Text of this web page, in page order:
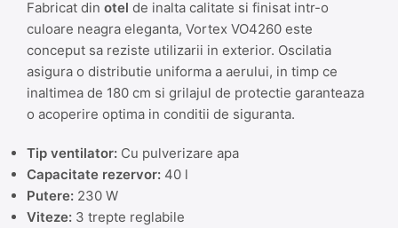
Fabricat din otel de inalta calitate si finisat intr-o
culoare neagra eleganta, Vortex VO4260 este
conceput sa reziste utilizarii in exterior. Oscilatia
asigura o distributie uniforma a aerului, in timp ce
inaltimea de 180 cm si grilajul de protectie garanteaza
o acoperire optima in conditii de siguranta.
Tip ventilator: Cu pulverizare apa
Capacitate rezervor: 40 l
Putere: 230 W
Viteze: 3 trepte reglabile